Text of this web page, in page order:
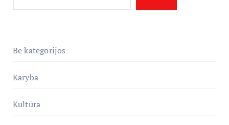
Be kategorijos
Karyba
Kultūra